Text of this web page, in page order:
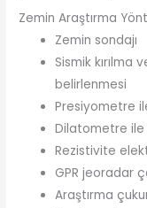
Zemin Araştırma
Zemin sondajı
Sismik kırılma
belirlenmesi
Presiyometre
Dilatometre
Rezistivite
GPR jeoradar
Araştırma